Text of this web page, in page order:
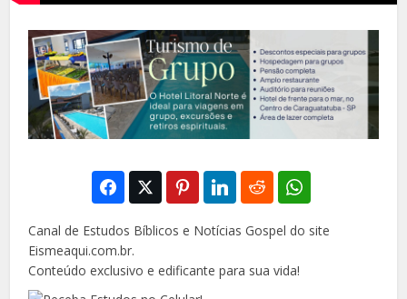
Canal de Estudos Bíblicos e Notícias Gospel do site
Eismeaqui.com.br.
Conteúdo exclusivo e edificante para sua vida!